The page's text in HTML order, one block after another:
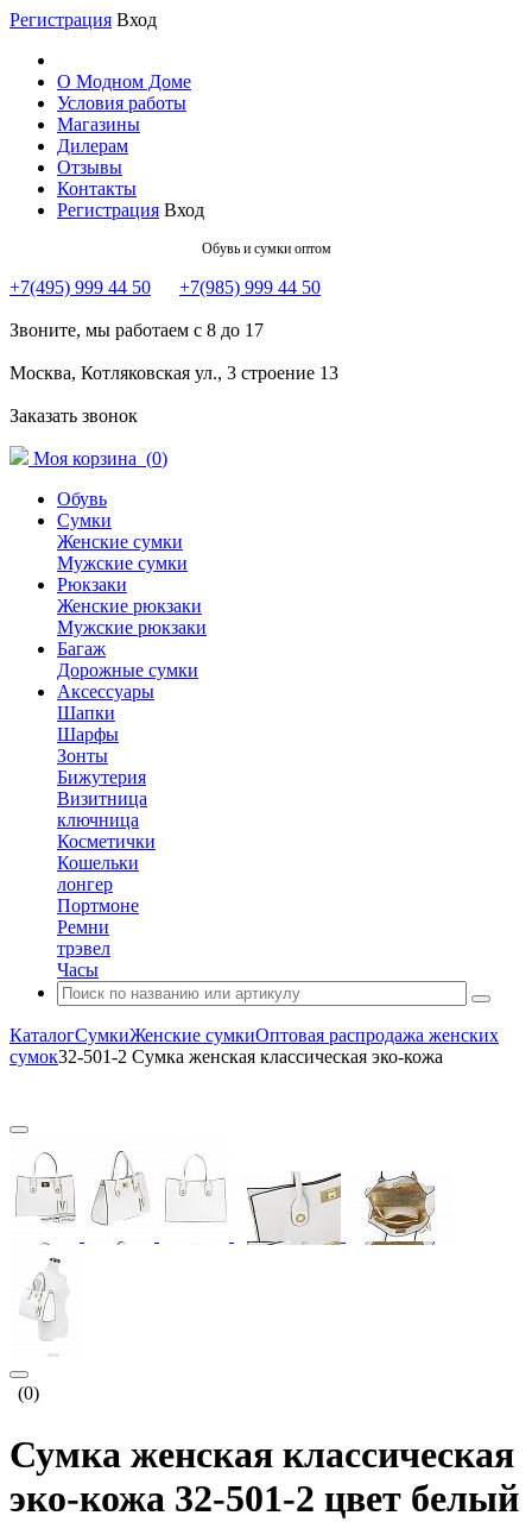
Регистрация Вход
О Модном Доме
Условия работы
Магазины
Дилерам
Отзывы
Контакты
Регистрация Вход
Обувь и сумки оптом
+7(495) 999 44 50 +7(985) 999 44 50
Звоните, мы работаем с 8 до 17
Москва, Котляковская ул., 3 строение 13
Заказать звонок
Моя корзина (0)
Обувь
Сумки
Женские сумки
Мужские сумки
Рюкзаки
Женские рюкзаки
Мужские рюкзаки
Багаж
Дорожные сумки
Аксессуары
Шапки
Шарфы
Зонты
Бижутерия
Визитница
ключница
Косметички
Кошельки
лонгер
Портмоне
Ремни
трэвел
Часы
КаталогСумкиЖенские сумкиОптовая распродажа женских
сумок32-501-2 Сумка женская классическая эко-кожа
(0)
Сумка женская классическая
эко-кожа 32-501-2 цвет белый